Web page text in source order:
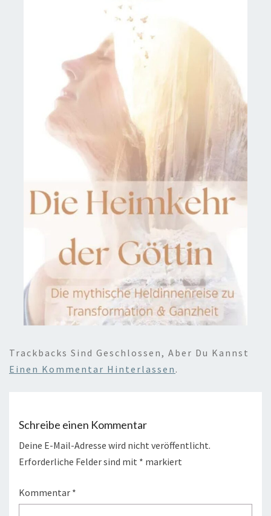
Trackbacks Sind Geschlossen, Aber Du Kannst
Einen Kommentar Hinterlassen .
Schreibe einen Kommentar
Deine E-Mail-Adresse wird nicht veröffentlicht.
Erforderliche Felder sind mit * markiert
Kommentar *